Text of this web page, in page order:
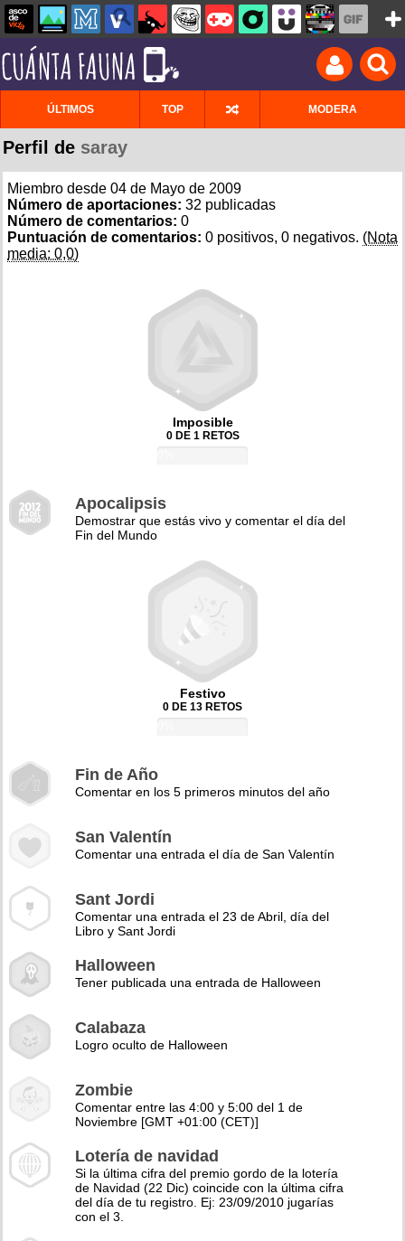
ÚLTIMOS TOP MODERA
Perfil de saray
Miembro desde 04 de Mayo de 2009
Número de aportaciones: 32 publicadas
Número de comentarios: 0
Puntuación de comentarios: 0 positivos, 0 negativos. (Nota
media: 0,0)
Imposible
0 DE 1 RETOS
Apocalipsis
Demostrar que estás vivo y comentar el día del
Fin del Mundo
Festivo
0 DE 13 RETOS
Fin de Año
Comentar en los 5 primeros minutos del año
San Valentín
Comentar una entrada el día de San Valentín
Sant Jordi
Comentar una entrada el 23 de Abril, día del
Libro y Sant Jordi
Halloween
Tener publicada una entrada de Halloween
Calabaza
Logro oculto de Halloween
Zombie
Comentar entre las 4:00 y 5:00 del 1 de
Noviembre [GMT +01:00 (CET)]
Lotería de navidad
Si la última cifra del premio gordo de la lotería
de Navidad (22 Dic) coincide con la última cifra
del día de tu registro. Ej: 23/09/2010 jugarías
con el 3.